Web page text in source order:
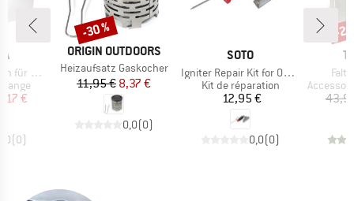
Alu
réduit
€
(0)
MARQUE
ORIGIN OUTDOORS
Article
Heizaufsatz Gaskocher
Prix
11,95 €Prix réduit
8,37 €
0,0(0)
Remise
-30 %
MARQUE
SOTO
Article
Igniter Repair Kit for OD-1NVE
Product group
Kit de réparation
Prix
12,95 €
0,0(0)
Product
-